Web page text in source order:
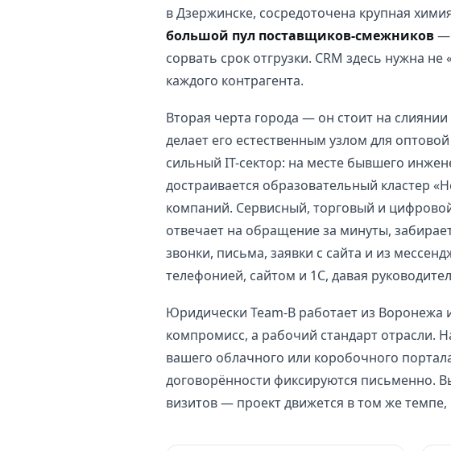
в Дзержинске, сосредоточена крупная
большой пул поставщиков-смежников—
сорвать срок отгрузки. CRM здесь нужна
каждого контрагента.
Вторая черта города — он стоит на
делает его естественным узлом для
сильный IT-сектор: на месте бывшего
достраивается образовательный кластер
компаний. Сервисный, торговый и
отвечает на обращение за минуты,
звонки, письма, заявки с сайта и из
телефонией, сайтом и 1С, давая
Юридически Team-B работает из
компромисс, а рабочий стандарт отрасли.
вашего облачного или коробочного
договорённости фиксируются письменно.
визитов — проект движется в том же